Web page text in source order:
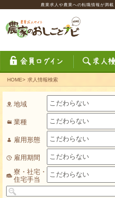
農業求人や農業への転職情報が満
HOME> 求人情報検索
地域
業種
雇用形態
雇用期間
寮・社宅・
住宅手当